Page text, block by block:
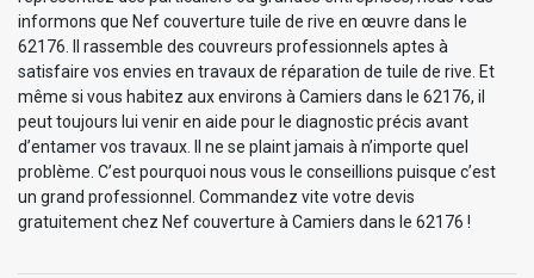
informons que Nef couverture tuile de rive en œuvre dans le
62176. Il rassemble des couvreurs professionnels aptes à
satisfaire vos envies en travaux de réparation de tuile de rive. Et
même si vous habitez aux environs à Camiers dans le 62176, il
peut toujours lui venir en aide pour le diagnostic précis avant
d’entamer vos travaux. Il ne se plaint jamais à n’importe quel
problème. C’est pourquoi nous vous le conseillions puisque c’est
un grand professionnel. Commandez vite votre devis
gratuitement chez Nef couverture à Camiers dans le 62176 !